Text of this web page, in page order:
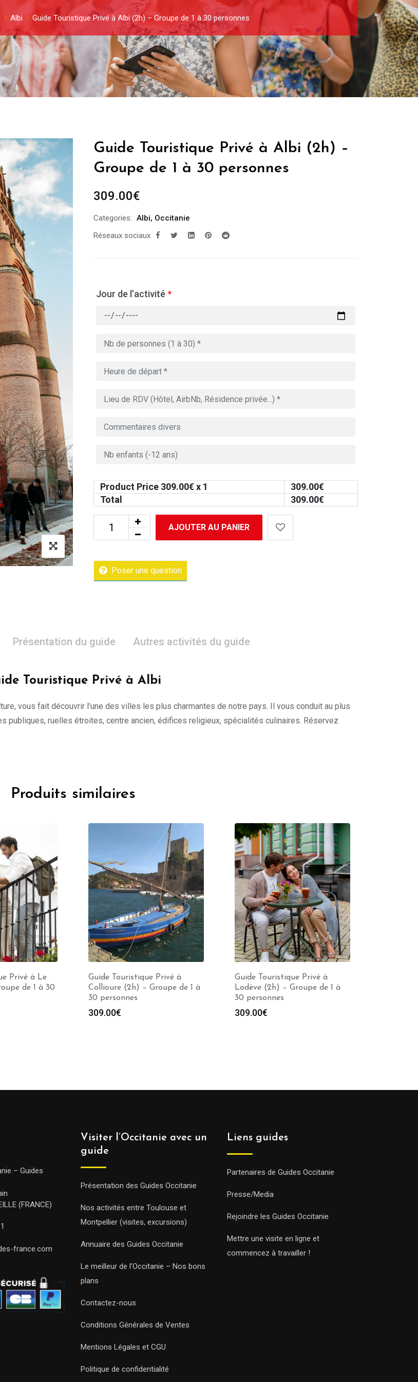
Albi Guide Touristique Privé à Albi (2h) – Groupe de 1 à 30 personnes
Guide Touristique Privé à Albi (2h) –
Groupe de 1 à 30 personnes
309.00€
Categories: Albi, Occitanie
Réseaux sociaux
Jour de l’activité *
Product Price 309.00€ x 1 309.00€
Total
309.00€
AJOUTER AU PANIER
Poser une question
Présentation du guide Autres activités du guide
Touristique Privé à Albi
vous fait découvrir l’une des villes les plus charmantes de notre pays. Il vous conduit au plus
publiques, ruelles étroites, centre ancien, édifices religieux, spécialités culinaires. Réservez
Produits similaires
Privé à Le
de 1 à 30
Guide Touristique Privé à
Collioure (2h) – Groupe de 1 à
30 personnes
309.00€
Guide Touristique Privé à
Lodève (2h) – Groupe de 1 à
30 personnes
309.00€
– Guides
(FRANCE)
france.com
Visiter l’Occitanie avec un
guide
Présentation des Guides Occitanie
Nos activités entre Toulouse et
Montpellier (visites, excursions)
Annuaire des Guides Occitanie
Le meilleur de l’Occitanie – Nos bons
plans
Contactez-nous
Conditions Générales de Ventes
Mentions Légales et CGU
Politique de confidentialité
Liens guides
Partenaires de Guides Occitanie
Presse/Media
Rejoindre les Guides Occitanie
Mettre une visite en ligne et
commencez à travailler !